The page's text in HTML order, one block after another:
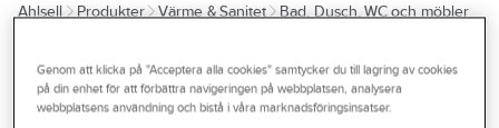
Kampanjer
Branscher
Ahlsell Produkter Värme & Sanitet
Bad, Dusch, WC och möbler
Reservdelar blandare
Reservdelar beröringsfria blandare
Genom att klicka på "Acceptera alla cookies" samtycker du till lagring av cookies
på din enhet för att förbättra navigeringen på webbplatsen, analysera
webbplatsens användning och bistå i våra marknadsföringsinsatser.